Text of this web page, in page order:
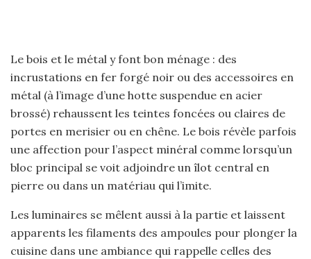
Le bois et le métal y font bon ménage : des
incrustations en fer forgé noir ou des accessoires en
métal (à l’image d’une hotte suspendue en acier
brossé) rehaussent les teintes foncées ou claires de
portes en merisier ou en chêne. Le bois révèle parfois
une affection pour l’aspect minéral comme lorsqu’un
bloc principal se voit adjoindre un îlot central en
pierre ou dans un matériau qui l’imite.
Les luminaires se mêlent aussi à la partie et laissent
apparents les filaments des ampoules pour plonger la
cuisine dans une ambiance qui rappelle celles des